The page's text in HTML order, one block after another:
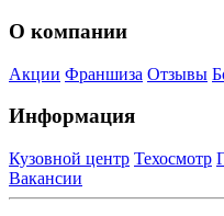
О компании
Акции Франшиза Отзывы
Информация
Кузовной центр Техосмотр
Вакансии